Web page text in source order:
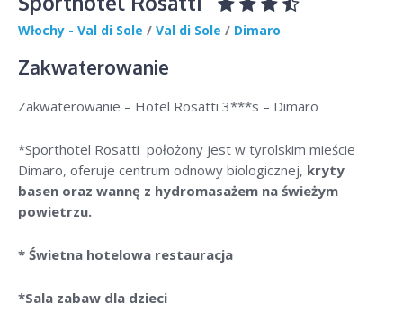
Włochy - Val di Sole / Val di Sole / Dimaro
Zakwaterowanie
Zakwaterowanie – Hotel Rosatti 3***s – Dimaro
*Sporthotel Rosatti położony jest w tyrolskim mieście
Dimaro, oferuje centrum odnowy biologicznej, kryty
basen oraz wannę z hydromasażem na świeżym
powietrzu.
* Świetna hotelowa restauracja
*Sala zabaw dla dzieci